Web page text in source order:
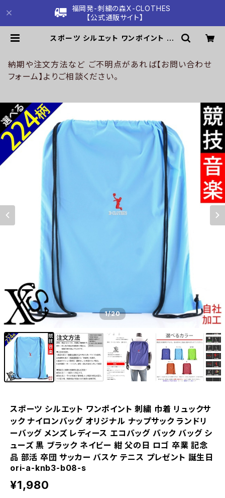
福岡発-刺繍の森X-CLOTHES
【公式通販サイト】
スポーツ シルエット ワンポイント 刺
ーバッグ メンズ レディース エコバッ
グ バック バッグ シューズ 黒 ブラック
ネイビー 紺 父の日 ロゴ 卒業 記念品
s | 刺繍の森X-CLOTHES【公式通
納期や注文方法など ご不明点があれば【お問い合わせ
フォーム】よりご相談ください。
1/20
スポーツ シルエット ワンポイント 刺繍 巾着 リュックサ
ック ナイロンバッグ オリジナル ナップサック ランドリ
ーバッグ メンズ レディース エコバッグ バック バッグ シ
ューズ 黒 ブラック ネイビー 紺 父の日 ロゴ 卒業 記念
品 部活 卒団 サッカー バスケ テニス プレゼント 誕生日
ori-a-knb3-b08-s
¥1,980